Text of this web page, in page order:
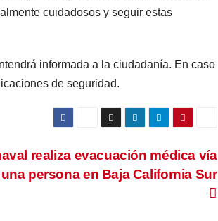
cuidadosos y seguir estas
informada a la ciudadanía. En caso
de seguridad.
realiza evacuación médica vía
persona en Baja California Sur